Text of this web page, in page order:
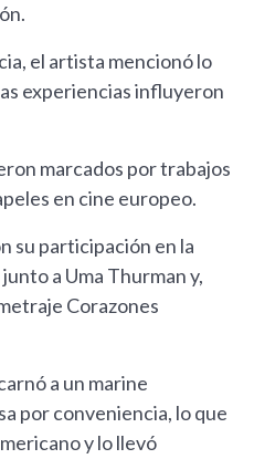
el artista mencionó lo
experiencias influyeron
marcados por trabajos
en cine europeo.
su participación en la
a Uma Thurman y,
Corazones
a un marine
por conveniencia, lo que
y lo llevó